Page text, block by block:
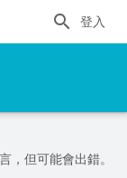
登入
，但可能會出錯。